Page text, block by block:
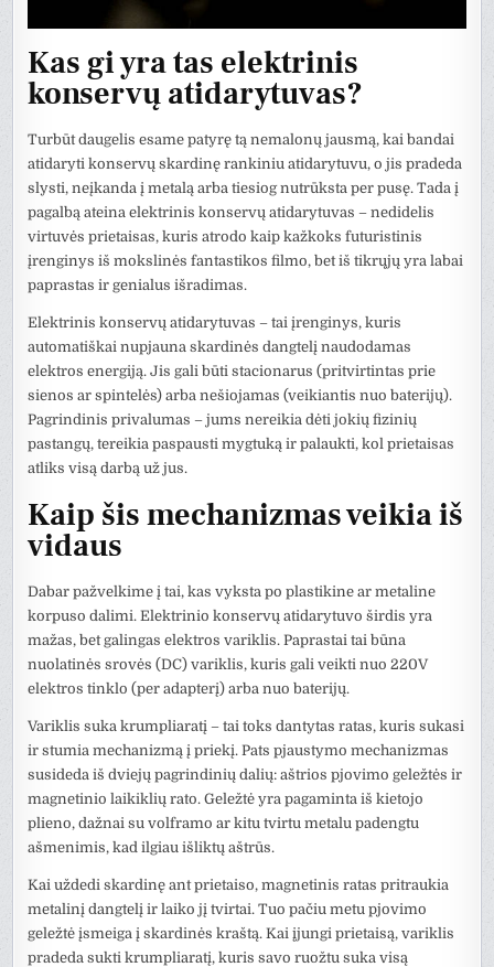
Kas gi yra tas elektrinis
konservų atidarytuvas?
Turbūt daugelis esame patyrę tą nemalonų jausmą, kai bandai
atidaryti konservų skardinę rankiniu atidarytuvu, o jis pradeda
slysti, neįkanda į metalą arba tiesiog nutrūksta per pusę. Tada į
pagalbą ateina elektrinis konservų atidarytuvas – nedidelis
virtuvės prietaisas, kuris atrodo kaip kažkoks futuristinis
įrenginys iš mokslinės fantastikos filmo, bet iš tikrųjų yra labai
paprastas ir genialus išradimas.
Elektrinis konservų atidarytuvas – tai įrenginys, kuris
automatiškai nupjauna skardinės dangtelį naudodamas
elektros energiją. Jis gali būti stacionarus (pritvirtintas prie
sienos ar spintelės) arba nešiojamas (veikiantis nuo baterijų).
Pagrindinis privalumas – jums nereikia dėti jokių fizinių
pastangų, tereikia paspausti mygtuką ir palaukti, kol prietaisas
atliks visą darbą už jus.
Kaip šis mechanizmas veikia iš
vidaus
Dabar pažvelkime į tai, kas vyksta po plastikine ar metaline
korpuso dalimi. Elektrinio konservų atidarytuvo širdis yra
mažas, bet galingas elektros variklis. Paprastai tai būna
nuolatinės srovės (DC) variklis, kuris gali veikti nuo 220V
elektros tinklo (per adapterį) arba nuo baterijų.
Variklis suka krumpliaratį – tai toks dantytas ratas, kuris sukasi
ir stumia mechanizmą į priekį. Pats pjaustymo mechanizmas
susideda iš dviejų pagrindinių dalių: aštrios pjovimo geležtės ir
magnetinio laikiklių rato. Geležtė yra pagaminta iš kietojo
plieno, dažnai su volframo ar kitu tvirtu metalu padengtu
ašmenimis, kad ilgiau išliktų aštrūs.
Kai uždedi skardinę ant prietaiso, magnetinis ratas pritraukia
metalinį dangtelį ir laiko jį tvirtai. Tuo pačiu metu pjovimo
geležtė įsmeiga į skardinės kraštą. Kai įjungi prietaisą, variklis
pradeda sukti krumpliaratį, kuris savo ruožtu suka visą